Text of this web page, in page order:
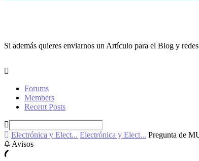
Si además quieres enviarnos un Artículo para el Blog y
Forums
Members
Recent Posts
Electrónica y Elect... Electrónica y Elect... Pregunta de
Avisos